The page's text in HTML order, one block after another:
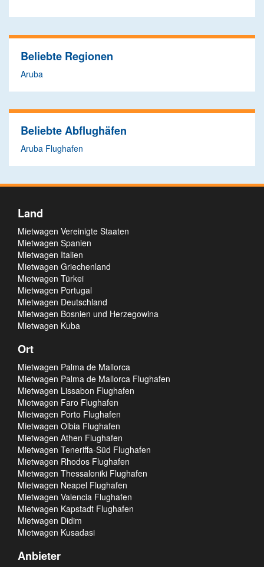
Beliebte Regionen
Aruba
Beliebte Abflughäfen
Aruba Flughafen
Land
Mietwagen Vereinigte Staaten
Mietwagen Spanien
Mietwagen Italien
Mietwagen Griechenland
Mietwagen Türkei
Mietwagen Portugal
Mietwagen Deutschland
Mietwagen Bosnien und Herzegowina
Mietwagen Kuba
Ort
Mietwagen Palma de Mallorca
Mietwagen Palma de Mallorca Flughafen
Mietwagen Lissabon Flughafen
Mietwagen Faro Flughafen
Mietwagen Porto Flughafen
Mietwagen Olbia Flughafen
Mietwagen Athen Flughafen
Mietwagen Teneriffa-Süd Flughafen
Mietwagen Rhodos Flughafen
Mietwagen Thessaloniki Flughafen
Mietwagen Neapel Flughafen
Mietwagen Valencia Flughafen
Mietwagen Kapstadt Flughafen
Mietwagen Didim
Mietwagen Kusadasi
Anbieter